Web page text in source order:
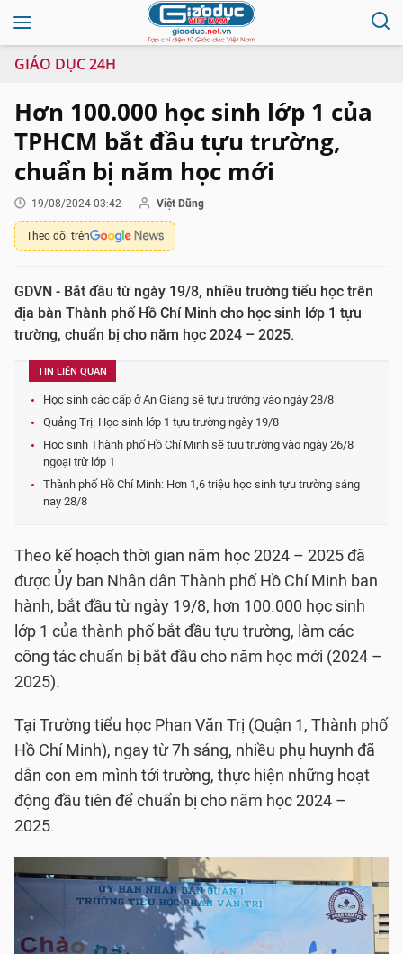
GIÁO DỤC 24H
Hơn 100.000 học sinh lớp 1 của
TPHCM bắt đầu tựu trường,
chuẩn bị năm học mới
19/08/2024 03:42 Việt Dũng
Theo dõi trên
GDVN - Bắt đầu từ ngày 19/8, nhiều trường tiểu học trên
địa bàn Thành phố Hồ Chí Minh cho học sinh lớp 1 tựu
trường, chuẩn bị cho năm học 2024 – 2025.
TIN LIÊN QUAN
Học sinh các cấp ở An Giang sẽ tựu trường vào ngày 28/8
Quảng Trị: Học sinh lớp 1 tựu trường ngày 19/8
Học sinh Thành phố Hồ Chí Minh sẽ tựu trường vào ngày 26/8
ngoại trừ lớp 1
Thành phố Hồ Chí Minh: Hơn 1,6 triệu học sinh tựu trường sáng
nay 28/8
Theo kế hoạch thời gian năm học 2024 – 2025 đã
được Ủy ban Nhân dân Thành phố Hồ Chí Minh ban
hành, bắt đầu từ ngày 19/8, hơn 100.000 học sinh
lớp 1 của thành phố bắt đầu tựu trường, làm các
công tác chuẩn bị bắt đầu cho năm học mới (2024 –
2025).
Tại Trường tiểu học Phan Văn Trị (Quận 1, Thành phố
Hồ Chí Minh), ngay từ 7h sáng, nhiều phụ huynh đã
dẫn con em mình tới trường, thực hiện những hoạt
động đầu tiên để chuẩn bị cho năm học 2024 –
2025.